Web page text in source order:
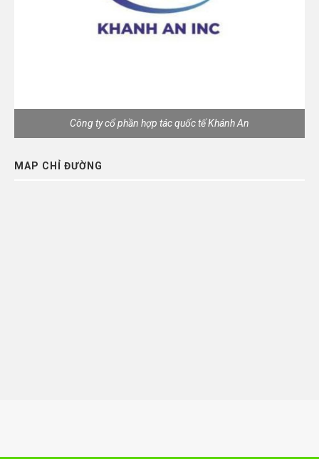
Công ty cổ phần hợp tác quốc tế Khánh An
MAP CHỈ ĐƯỜNG